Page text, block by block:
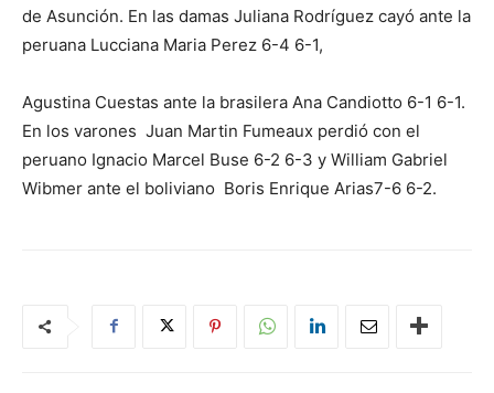
de Asunción. En las damas Juliana Rodríguez cayó ante la
peruana Lucciana Maria Perez 6-4 6-1,
Agustina Cuestas ante la brasilera Ana Candiotto 6-1 6-1.
En los varones Juan Martin Fumeaux perdió con el
peruano Ignacio Marcel Buse 6-2 6-3 y William Gabriel
Wibmer ante el boliviano Boris Enrique Arias7-6 6-2.